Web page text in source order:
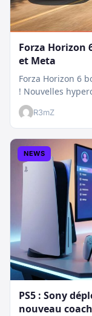
Forza Horizon
et Meta
Forza Horizon 6
! Nouvelles
:…
R3mZ
NEWS
PS5 : Sony
nouveau